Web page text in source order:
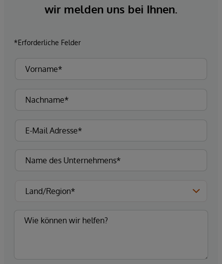
wir melden uns bei Ihnen.
*Erforderliche Felder